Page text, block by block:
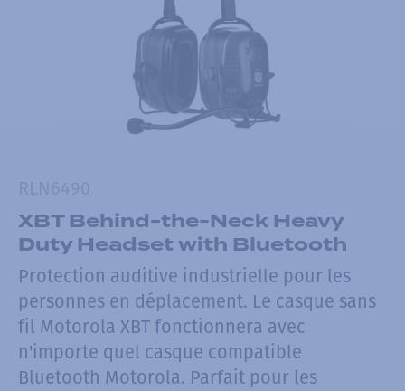
XBT Behind-the-Neck Heavy
Duty Headset with Bluetooth
Protection auditive industrielle pour les
personnes en déplacement. Le casque sans
fil Motorola XBT fonctionnera avec
n'importe quel casque compatible
Bluetooth Motorola. Parfait pour les